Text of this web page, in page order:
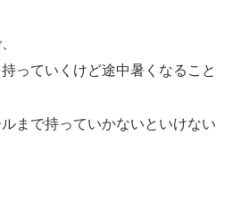
っていくけど途中暑くなること
まで持っていかないといけない